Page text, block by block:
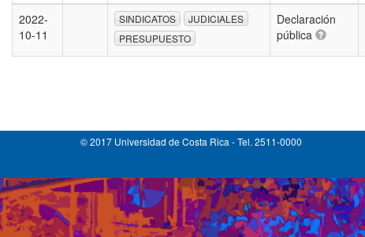
2022-
10-11
SINDICATOS
JUDICIALES
PRESUPUESTO
Declaración
pública
© 2017 Universidad de Costa Rica - Tel. 2511-0000